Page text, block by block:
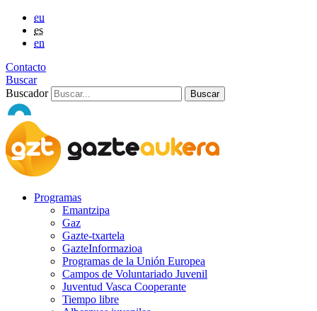
eu
es
en
Contacto
Buscar
Buscador
Programas
Emantzipa
Gaz
Gazte-txartela
GazteInformazioa
Programas de la Unión Europea
Campos de Voluntariado Juvenil
Juventud Vasca Cooperante
Tiempo libre